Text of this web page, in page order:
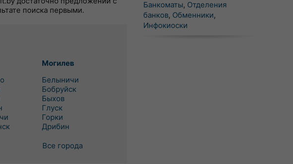
поиска первыми.
Могилев
Белыничи
Бобруйск
Быхов
Глуск
Горки
Дрибин
Все города
Банкоматы, Отделения
банков, Обменники,
Инфокиоски